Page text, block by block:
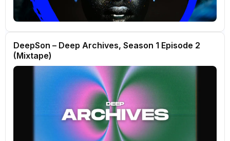
DeepSon – Deep Archives, Season 1 Episode 2
(Mixtape)